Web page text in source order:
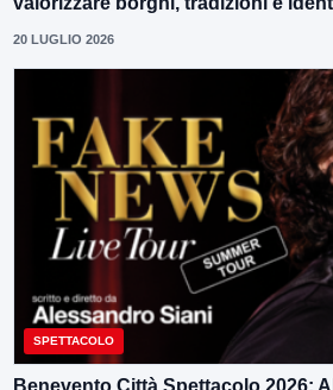
20 LUGLIO 2026
SPETTACOLO
Benevento Città Spettacolo 2026: